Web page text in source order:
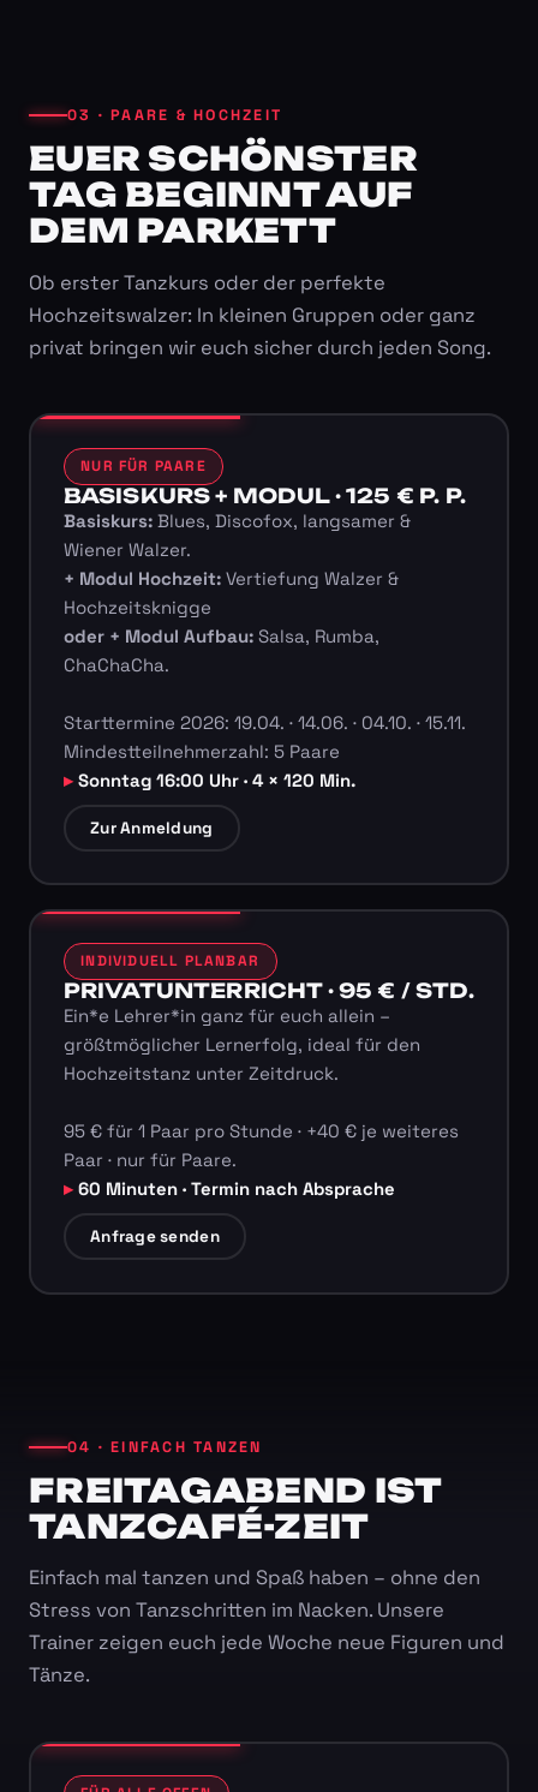
03 · PAARE & HOCHZEIT
EUER SCHÖNSTER
TAG BEGINNT AUF
DEM PARKETT
Ob erster Tanzkurs oder der perfekte
Hochzeitswalzer: In kleinen Gruppen oder ganz
privat bringen wir euch sicher durch jeden Song.
NUR FÜR PAARE
BASISKURS + MODUL · 125 € P. P.
Basiskurs:Blues, Discofox, langsamer &
Wiener Walzer.
+ Modul Hochzeit:Vertiefung Walzer &
Hochzeitsknigge
oder + Modul Aufbau:Salsa, Rumba,
ChaChaCha.
Starttermine 2026: 19.04. · 14.06. · 04.10. · 15.11.
Mindestteilnehmerzahl: 5 Paare
Sonntag 16:00 Uhr · 4 × 120 Min.
Zur Anmeldung
INDIVIDUELL PLANBAR
PRIVATUNTERRICHT · 95 € / STD.
Ein*e Lehrer*in ganz für euch allein –
größtmöglicher Lernerfolg, ideal für den
Hochzeitstanz unter Zeitdruck.
95 € für 1 Paar pro Stunde · +40 € je weiteres
Paar · nur für Paare.
60 Minuten · Termin nach Absprache
Anfrage senden
04 · EINFACH TANZEN
FREITAGABEND IST
TANZCAFÉ-ZEIT
Einfach mal tanzen und Spaß haben – ohne den
Stress von Tanzschritten im Nacken. Unsere
Trainer zeigen euch jede Woche neue Figuren und
Tänze.